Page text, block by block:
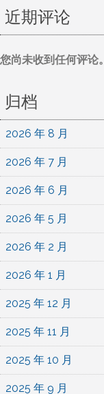
近期评论
您尚未收到任何评论。
归档
2026 年 8 月
2026 年 7 月
2026 年 6 月
2026 年 5 月
2026 年 2 月
2026 年 1 月
2025 年 12 月
2025 年 11 月
2025 年 10 月
2025 年 9 月